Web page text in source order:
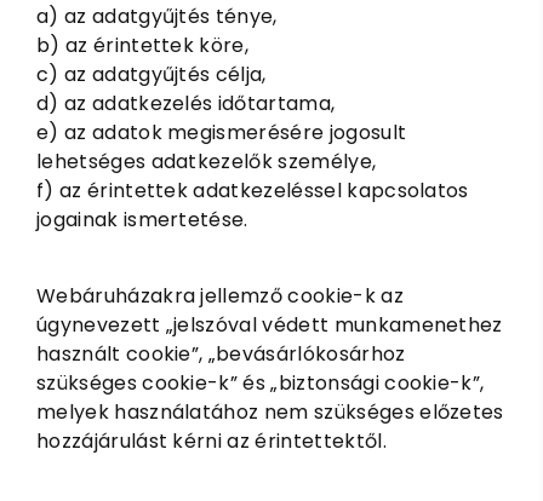
a) az adatgyűjtés ténye,
b) az érintettek köre,
c) az adatgyűjtés célja,
d) az adatkezelés időtartama,
e) az adatok megismerésére jogosult
lehetséges adatkezelők személye,
f) az érintettek adatkezeléssel kapcsolatos
jogainak ismertetése.
Webáruházakra jellemző cookie-k az
úgynevezett „jelszóval védett munkamenethez
használt cookie”, „bevásárlókosárhoz
szükséges cookie-k” és „biztonsági cookie-k”,
melyek használatához nem szükséges előzetes
hozzájárulást kérni az érintettektől.